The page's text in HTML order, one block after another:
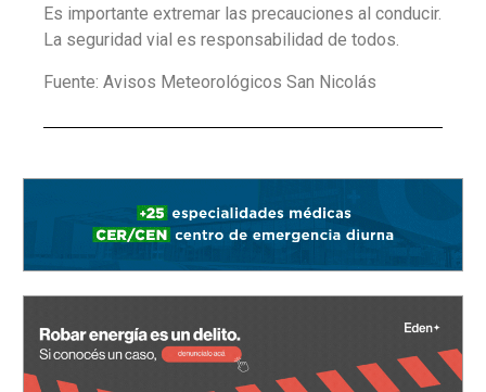
Es importante extremar las precauciones al conducir.
La seguridad vial es responsabilidad de todos.
Fuente: Avisos Meteorológicos San Nicolás